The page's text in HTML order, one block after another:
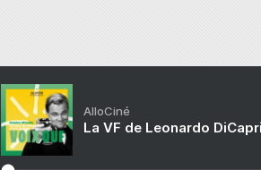
AlloCiné
La VF de Leonardo